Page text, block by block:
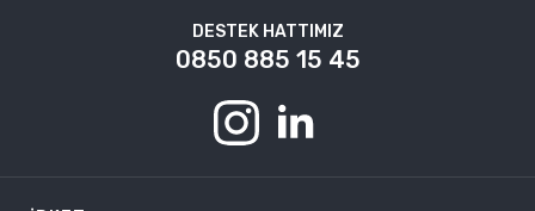
DESTEK HATTIMIZ
0850 885 15 45